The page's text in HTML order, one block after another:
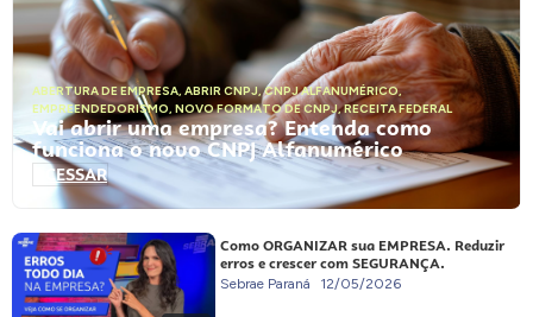
ABERTURA DE EMPRESA, ABRIR CNPJ,CNPJ ALFANUMÉRICO,
EMPREENDEDORISMO, NOVO FORMATO DE CNPJ,RECEITA FEDERAL
Vai abrir uma empresa? Entenda como
funciona o novo CNPJ Alfanumérico
ACESSAR
Como ORGANIZAR sua EMPRESA. Reduzir
erros e crescer com SEGURANÇA.
Sebrae Paraná 12/05/2026